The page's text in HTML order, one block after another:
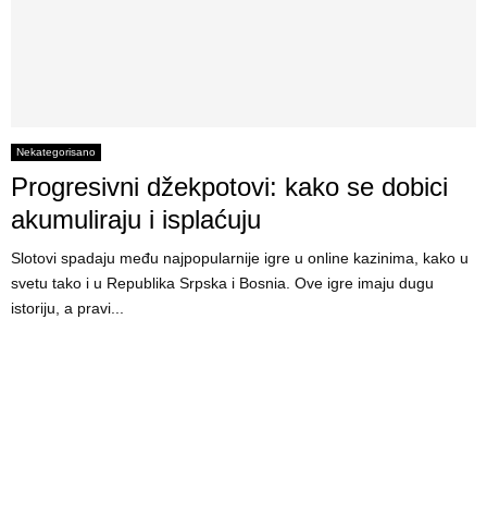
Nekategorisano
Progresivni džekpotovi: kako se dobici
akumuliraju i isplaćuju
Slotovi spadaju među najpopularnije igre u online kazinima, kako u
svetu tako i u Republika Srpska i Bosnia. Ove igre imaju dugu
istoriju, a pravi...